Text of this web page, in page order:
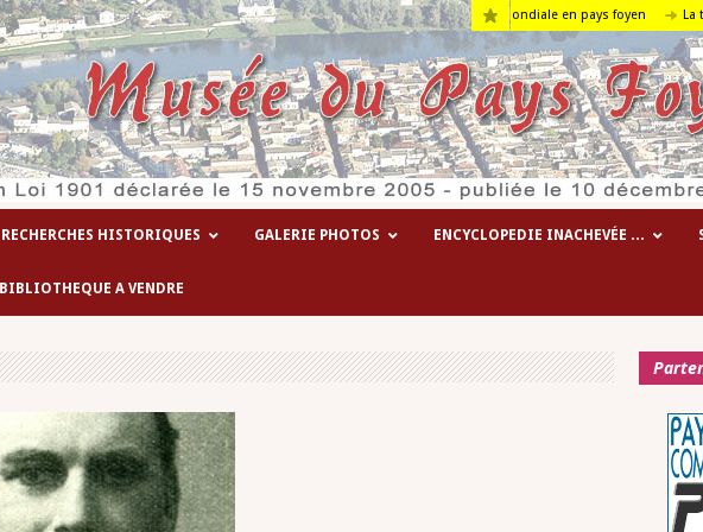
Les hôpitaux temporaires de la 1° guerre mondiale en pays foyen La terre….
RECHERCHES HISTORIQUES GALERIE PHOTOS ENCYCLOPEDIE INACHEVÉE …
BIBLIOTHEQUE A VENDRE